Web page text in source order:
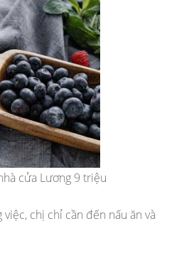
cửa Lương 9 triệu
chị chỉ cần đến nấu ăn và